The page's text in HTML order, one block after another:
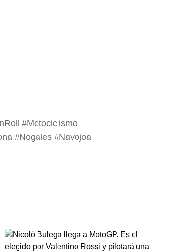
#Motociclismo
#Nogales #Navojoa